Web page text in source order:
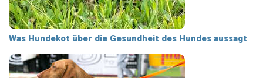
Was Hundekot über die Gesundheit des Hundes aussagt